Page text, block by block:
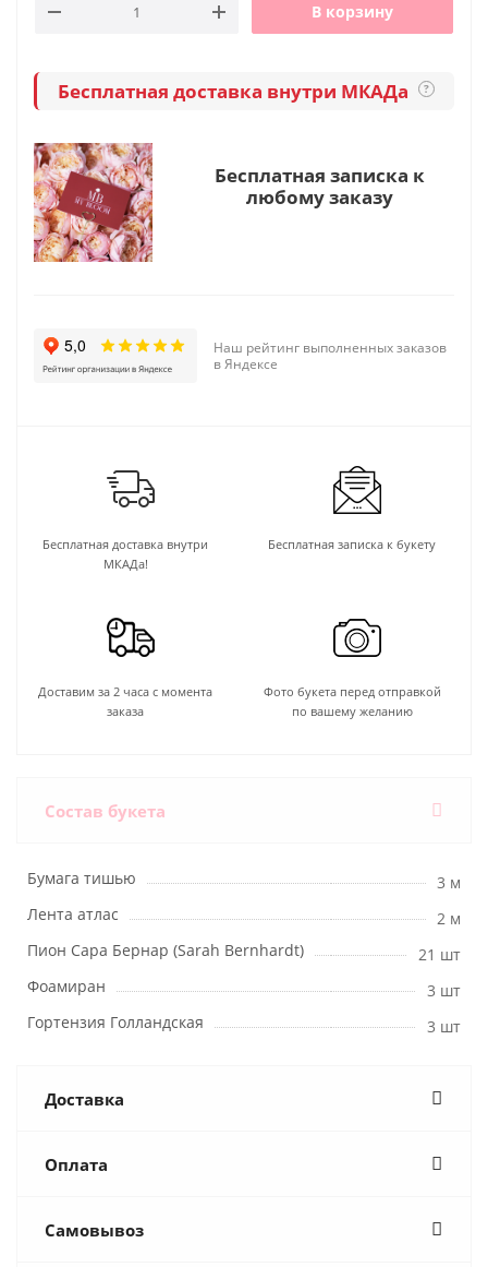
В корзину
Бесплатная доставка внутри МКАДа ?
Бесплатная записка к
любому заказу
Наш рейтинг выполненных заказов
в Яндексе
Бесплатная доставка внутри
МКАДа!
Бесплатная записка к букету
Доставим за 2 часа с момента
заказа
Фото букета перед отправкой
по вашему желанию
Состав букета
Бумага тишью
3 м
Лента атлас
2 м
Пион Сара Бернар (Sarah Bernhardt)
21 шт
Фоамиран
3 шт
Гортензия Голландская
3 шт
Доставка
Оплата
Самовывоз